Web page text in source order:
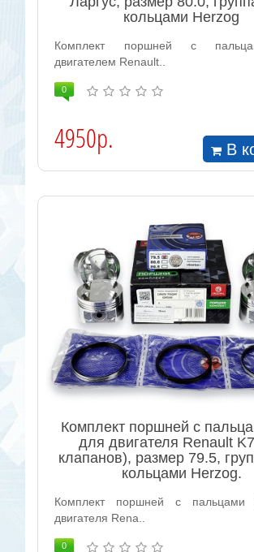
кольцами Herzog
Комплект поршней с
двигателем Renault..
0
4950р. В
Комплект поршней с
для двигателя Renault
клапанов), размер 79.5,
кольцами Herzog.
Комплект поршней с
двигателя Rena..
0